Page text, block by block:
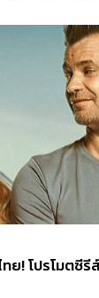
ย! โปรโมตซี